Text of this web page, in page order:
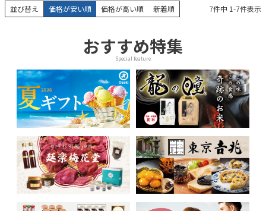
並び替え 価格が安い順 価格が高い順 新着順 7件中 1-7件表示
おすすめ特集
Special feature